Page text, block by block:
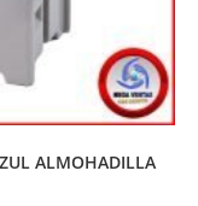
ALMOHADILLA